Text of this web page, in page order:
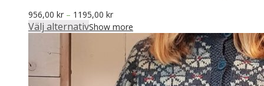
956,00 kr – 1195,00 krPrisintervall:
956,00 kr
till
1195,00 kr
Välj alternativShow more